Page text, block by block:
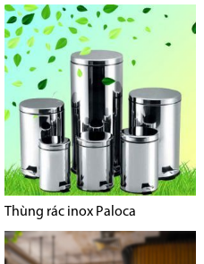
Thùng rác inox Paloca